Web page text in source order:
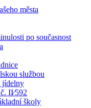
města
po současnost
službou
jídelny
II⁄592
školy